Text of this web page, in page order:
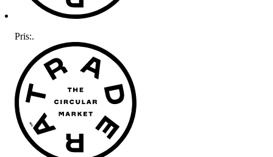
Pris:.